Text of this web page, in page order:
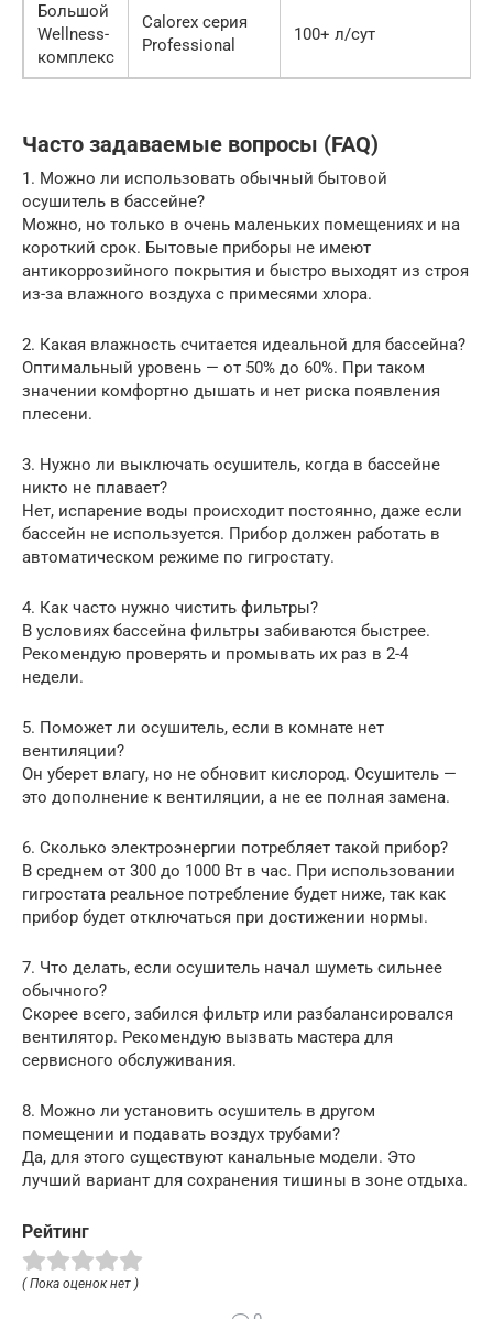
Большой
Wellness-
комплекс
Calorex серия
Professional
100+ л/сут
Часто задаваемые вопросы (FAQ)
1. Можно ли использовать обычный бытовой
осушитель в бассейне?
Можно, но только в очень маленьких помещениях и на
короткий срок. Бытовые приборы не имеют
антикоррозийного покрытия и быстро выходят из строя
из-за влажного воздуха с примесями хлора.
2. Какая влажность считается идеальной для бассейна?
Оптимальный уровень — от 50% до 60%. При таком
значении комфортно дышать и нет риска появления
плесени.
3. Нужно ли выключать осушитель, когда в бассейне
никто не плавает?
Нет, испарение воды происходит постоянно, даже если
бассейн не используется. Прибор должен работать в
автоматическом режиме по гигростату.
4. Как часто нужно чистить фильтры?
В условиях бассейна фильтры забиваются быстрее.
Рекомендую проверять и промывать их раз в 2-4
недели.
5. Поможет ли осушитель, если в комнате нет
вентиляции?
Он уберет влагу, но не обновит кислород. Осушитель —
это дополнение к вентиляции, а не ее полная замена.
6. Сколько электроэнергии потребляет такой прибор?
В среднем от 300 до 1000 Вт в час. При использовании
гигростата реальное потребление будет ниже, так как
прибор будет отключаться при достижении нормы.
7. Что делать, если осушитель начал шуметь сильнее
обычного?
Скорее всего, забился фильтр или разбалансировался
вентилятор. Рекомендую вызвать мастера для
сервисного обслуживания.
8. Можно ли установить осушитель в другом
помещении и подавать воздух трубами?
Да, для этого существуют канальные модели. Это
лучший вариант для сохранения тишины в зоне отдыха.
Рейтинг
( Пока оценок нет )